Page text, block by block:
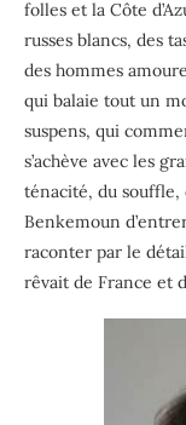
folles et la Côte
russes blancs, des
des hommes
qui balaie tout un
suspens, qui
s’achève avec les
ténacité, du souffle,
Benkemoun
raconter par le
rêvait de France et